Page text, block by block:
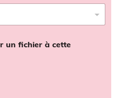
un fichier à cette